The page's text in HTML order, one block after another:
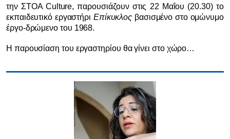
την ΣΤΟΑ Culture, παρουσιάζουν στις 22 Μαΐου (20.30) το
εκπαιδευτικό εργαστήρι Επίκυκλος βασισμένο στο ομώνυμο
έργο-δρώμενο του 1968.
Η παρουσίαση του εργαστηρίου θα γίνει στο χώρο…